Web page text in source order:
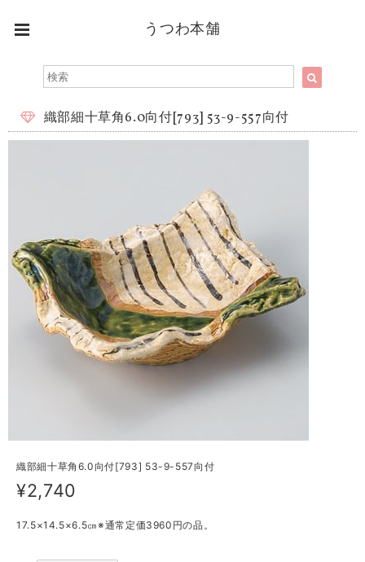
うつわ本舗
織部細十草角6.0向付[793] 53-9-557向付
織部細十草角6.0向付[793] 53-9-557向付
¥2,740
17.5×14.5×6.5㎝※通常定価3960円の品。